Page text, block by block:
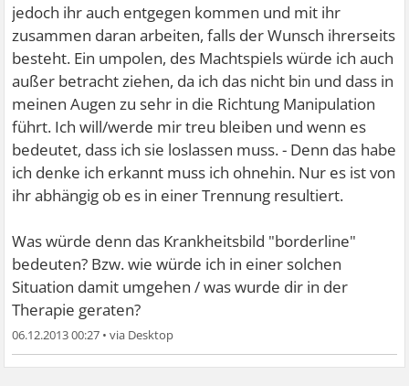
jedoch ihr auch entgegen kommen und mit ihr
zusammen daran arbeiten, falls der Wunsch ihrerseits
besteht. Ein umpolen, des Machtspiels würde ich auch
außer betracht ziehen, da ich das nicht bin und dass in
meinen Augen zu sehr in die Richtung Manipulation
führt. Ich will/werde mir treu bleiben und wenn es
bedeutet, dass ich sie loslassen muss. - Denn das habe
ich denke ich erkannt muss ich ohnehin. Nur es ist von
ihr abhängig ob es in einer Trennung resultiert.
Was würde denn das Krankheitsbild "borderline"
bedeuten? Bzw. wie würde ich in einer solchen
Situation damit umgehen / was wurde dir in der
Therapie geraten?
06.12.2013 00:27 •